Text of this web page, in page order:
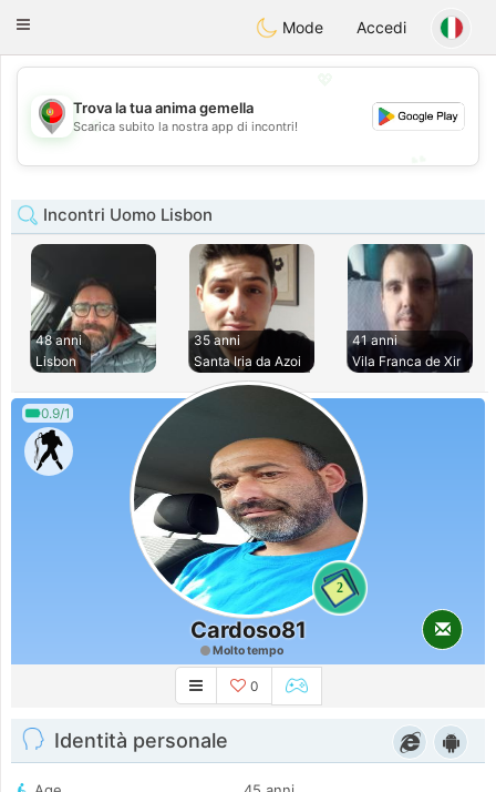
Portugues
Toggle
Mode Accedi
💖
💕
Trova la tua anima gemella
Scarica subito la nostra app di incontri!
Incontri Uomo Lisbon
48 anni
Lisbon
35 anni
Santa Iria da Azoi
41 anni
Vila Franca de Xir
0.9/1
2
Cardoso81
Molto tempo
0
Identità personale